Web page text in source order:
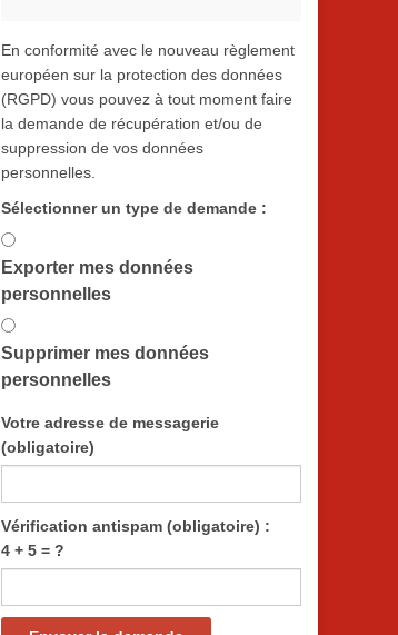
En conformité avec le nouveau règlement
européen sur la protection des données
(RGPD) vous pouvez à tout moment faire
la demande de récupération et/ou de
suppression de vos données
personnelles.
Sélectionner un type de demande :
Exporter mes données
personnelles
Supprimer mes données
personnelles
Votre adresse de messagerie
(obligatoire)
Vérification antispam (obligatoire) :
4 + 5 = ?